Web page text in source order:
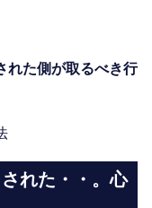
れた側が取るべき行
れた・・。心